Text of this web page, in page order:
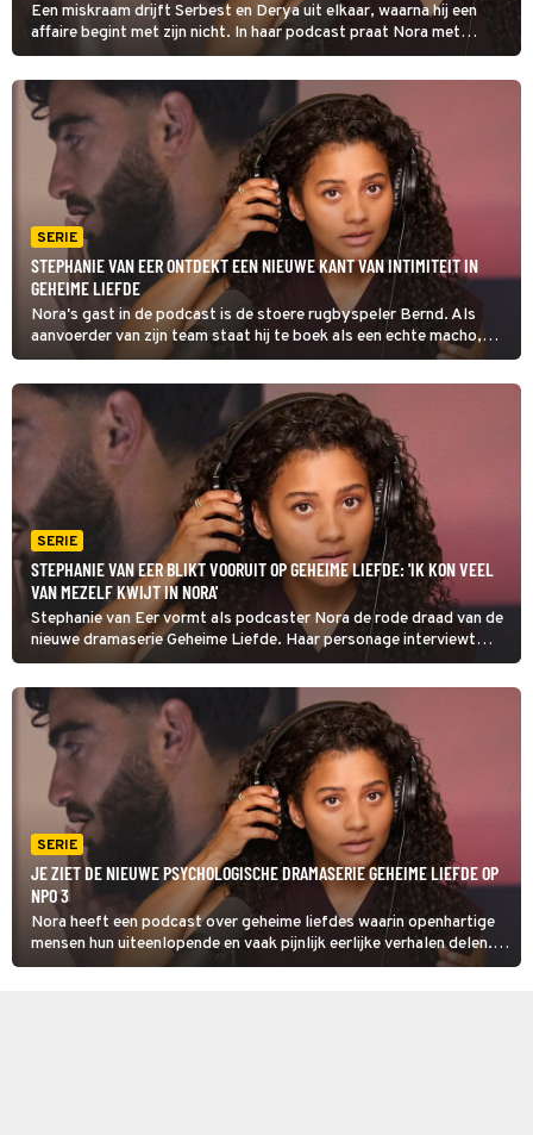
Een miskraam drijft Serbest en Derya uit elkaar, waarna hij een
affaire begint met zijn nicht. In haar podcast praat Nora met
Serbest over zijn Geheime Liefde, in deze laatste aflevering van dit
psychologische drama.
SERIE
STEPHANIE VAN EER ONTDEKT EEN NIEUWE KANT VAN INTIMITEIT IN
GEHEIME LIEFDE
Nora's gast in de podcast is de stoere rugbyspeler Bernd. Als
aanvoerder van zijn team staat hij te boek als een echte macho,
maar in Geheime Liefde blijkt hij een diep geheim te hebben: hij
blijkt enorm te kicken op een onderdanige rol tijdens seks.
SERIE
STEPHANIE VAN EER BLIKT VOORUIT OP GEHEIME LIEFDE: 'IK KON VEEL
VAN MEZELF KWIJT IN NORA'
Stephanie van Eer vormt als podcaster Nora de rode draad van de
nieuwe dramaserie Geheime Liefde. Haar personage interviewt
mensen over hun liefdesgeheimen. ‘Er zijn zoveel bijzondere
verhalen te vertellen.’
SERIE
JE ZIET DE NIEUWE PSYCHOLOGISCHE DRAMASERIE GEHEIME LIEFDE OP
NPO 3
Nora heeft een podcast over geheime liefdes waarin openhartige
mensen hun uiteenlopende en vaak pijnlijk eerlijke verhalen delen.
De 55-jarige Samia biecht in Geheime Liefde op dat ze jaren